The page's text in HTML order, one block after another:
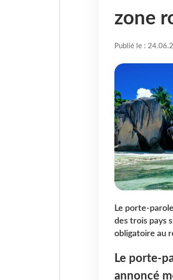
zone
Publié le :
Le porte-
des trois pays
obligatoire au
Le porte-
annoncé